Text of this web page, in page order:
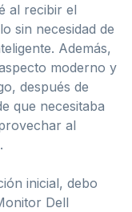
al recibir el
sin necesidad de
Además,
moderno y
después de
que necesitaba
al
inicial, debo
Dell